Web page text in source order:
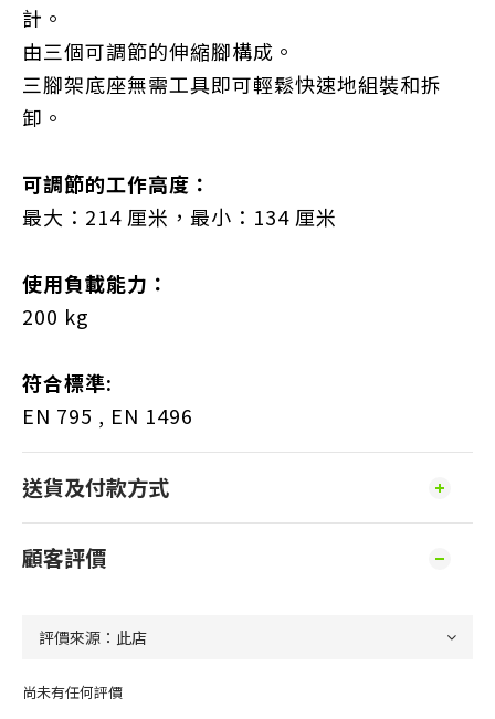
計。
由三個可調節的伸縮腳構成。
三腳架底座無需工具即可輕鬆快速地組裝和拆
卸。
可調節的工作高度：
最大：214 厘米，最小：134 厘米
使用負載能力：
200 kg
符合標準:
EN 795 , EN 1496
送貨及付款方式
顧客評價
尚未有任何評價